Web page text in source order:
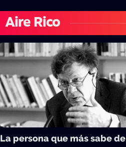
Aire Rico
La persona que más sabe de